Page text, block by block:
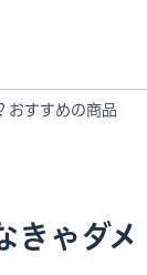
おすすめの商品
きゃダ